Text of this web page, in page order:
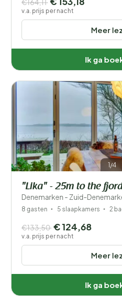
Meer
€164,11
v.a. prijs per nacht
Ik ga
1/4
"Lika" - 25m to the
Denemarken - Zuid-
8 gasten 5 slaapkamers 2
Meer
€133,50 € 124,68
v.a. prijs per nacht
Ik ga